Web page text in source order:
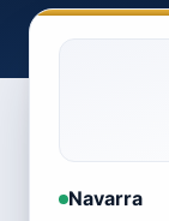
Navarra